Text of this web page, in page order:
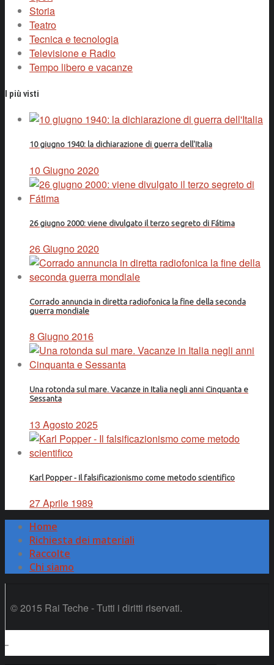
Storia
Teatro
Tecnica e tecnologia
Televisione e Radio
Tempo libero e vacanze
I più visti
10 giugno 1940: la dichiarazione di guerra dell'Italia
10 Giugno 2020
26 giugno 2000: viene divulgato il terzo segreto di Fátima
26 Giugno 2020
Corrado annuncia in diretta radiofonica la fine della seconda
guerra mondiale
8 Giugno 2016
Una rotonda sul mare. Vacanze in Italia negli anni Cinquanta e
Sessanta
13 Agosto 2025
Karl Popper - Il falsificazionismo come metodo scientifico
27 Aprile 1989
Home
Richiesta dei materiali
Raccolte
Chi siamo
© 2015 Rai Teche - Tutti i diritti riservati.